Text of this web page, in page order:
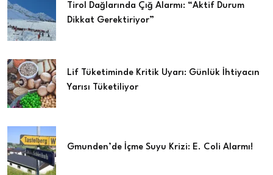
Tirol Dağlarında Çığ Alarmı: “Aktif Durum
Dikkat Gerektiriyor”
Lif Tüketiminde Kritik Uyarı: Günlük İhtiyacın
Yarısı Tüketiliyor
Gmunden’de İçme Suyu Krizi: E. Coli Alarmı!